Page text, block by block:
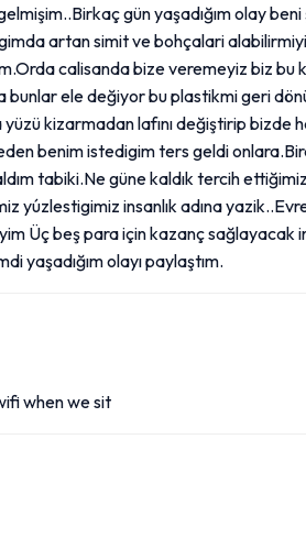
gün yaşadığım olay
artan simit ve bohçalari
calisanda bize veremeyiz biz bu
bunlar ele değiyor bu plastikmi geri
kizarmadan lafını değiştirip bizde
benim istedigim ters geldi
tabiki.Ne güne kaldık tercih
yúzlestigimiz insanlık adına
Üç beş para için kazanç sağlayacak
yaşadığım olayı paylaştım.
when we sit